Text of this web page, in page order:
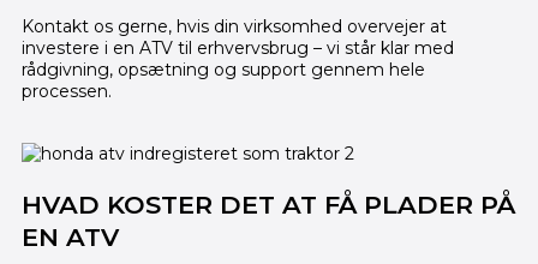
Kontakt os gerne, hvis din virksomhed overvejer at
investere i en ATV til erhvervsbrug – vi står klar med
rådgivning, opsætning og support gennem hele
processen.
HVAD KOSTER DET AT FÅ PLADER PÅ
EN ATV